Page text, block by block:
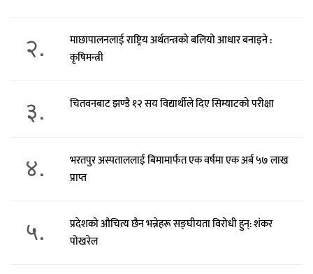
२.
माछापालनलाई राष्ट्रिय अर्थतन्त्रको बलियो आधार बनाइने :
कृषिमन्त्री
३. चितवनबाट झण्डै १२ सय विद्यार्थीले दिए सिम्याटको परीक्षा
४.
भरतपुर अस्पताललाई बिमामार्फत एक वर्षमा एक अर्ब ५७ लाख
प्राप्त
५.
प्रदेशको औचित्य छैन भन्नेहरू सङ्घीयता विरोधी हुन्: शंकर
पोखरेल